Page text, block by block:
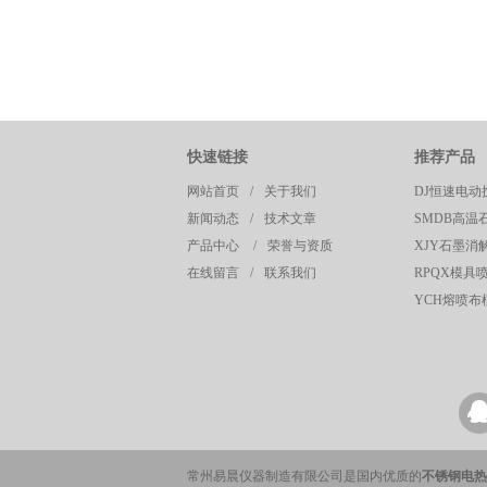
快速链接
网站首页 /
关于我们
新闻动态
/
技术文章
产品中心
/
荣誉与资质
在线留言
/ 联系我们
推荐产品
DJ恒速电动
SMDB高温
XJY石墨消
RPQX模具
YCH熔喷布
常州易晨仪器制造有限公司是国内优质的不锈钢电